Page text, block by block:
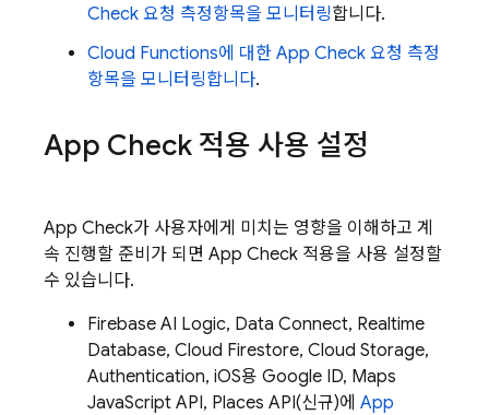
Check 요청 측정항목을 모니터링합니다.
Cloud Functions에 대한 App Check 요청 측정
항목을 모니터링합니다.
App Check 적용 사용 설정
App Check가 사용자에게 미치는 영향을 이해하고 계
속 진행할 준비가 되면 App Check 적용을 사용 설정할
수 있습니다.
Firebase AI Logic, Data Connect, Realtime
Database, Cloud Firestore, Cloud Storage,
Authentication, iOS용 Google ID, Maps
JavaScript API, Places API(신규)에 App